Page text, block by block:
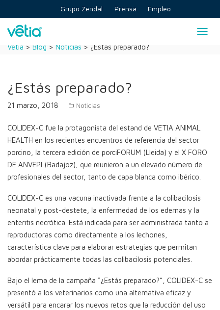
content
Grupo Zendal Prensa Empleo
Vetia > Blog > Noticias > ¿Estás preparado?
¿Estás preparado?
21 marzo, 2018 Noticias
COLIDEX-C fue la protagonista del estand de VETIA ANIMAL
HEALTH en los recientes encuentros de referencia del sector
porcino, la tercera edición de porciFORUM (Lleida) y el X FORO
DE ANVEPI (Badajoz), que reunieron a un elevado número de
profesionales del sector, tanto de capa blanca como ibérico.
COLIDEX-C es una vacuna inactivada frente a la colibacilosis
neonatal y post-destete, la enfermedad de los edemas y la
enteritis necrótica. Está indicada para ser administrada tanto a
reproductoras como directamente a los lechones,
característica clave para elaborar estrategias que permitan
abordar prácticamente todas las colibacilosis potenciales.
Bajo el lema de la campaña “¿Estás preparado?”, COLIDEX-C se
presentó a los veterinarios como una alternativa eficaz y
versátil para encarar los nuevos retos que la reducción del uso